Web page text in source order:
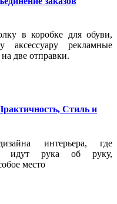
в коробке для обуви,
рекламные
две отправки.
Стиль и
интерьера, где
идут рука об руку,
место